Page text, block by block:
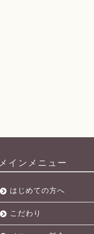
メインメニュー
はじめての方へ
こだわり